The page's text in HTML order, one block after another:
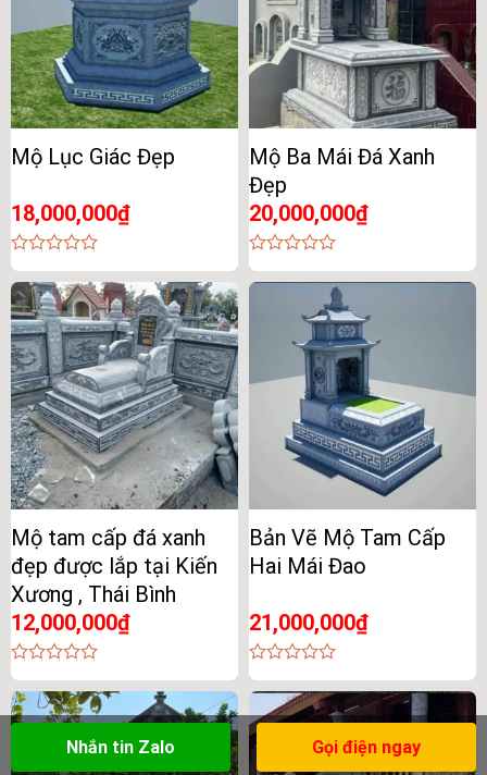
Mộ Lục Giác Đẹp
18,000,000₫
0
out
of
5
Mộ Ba Mái Đá Xanh
Đẹp
20,000,000₫
0
out
Mộ tam cấp đá xanh
đẹp được lắp tại Kiến
Xương , Thái Bình
12,000,000₫
0
out
of
5
Bản Vẽ Mộ Tam Cấp
Hai Mái Đao
21,000,000₫
0
out
of
5
Nhắn tin Zalo Gọi điện ngay